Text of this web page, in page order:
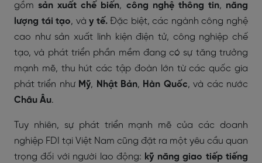
gồmsản xuất chế biến, công nghệ thông tin, năng
lượng tái tạo, vày tế.Đặc biệt, các ngành công nghệ
cao như sản xuất linh kiện điện tử, công nghiệp chế
tạo, và phát triển phần mềm đang có sự tăng trưởng
mạnh mẽ, thu hút các tập đoàn lớn từ các quốc gia
phát triển như Mỹ, Nhật Bản, Hàn Quốc, và các nước
Châu Âu.
Tuy nhiên, sự phát triển mạnh mẽ của các doanh
nghiệp FDI tại Việt Nam cũng đặt ra một yêu cầu quan
trọng đối với người lao động: kỹ năng giao tiếp tiếng